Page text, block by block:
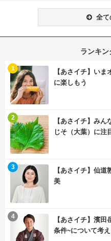
全
ランキ
【あさイチ】い
に楽しもう
1
【あさイチ】み
じそ（大葉）に注
2
【あさイチ】仙
美
3
【あさイチ】濱
条件~について考
4